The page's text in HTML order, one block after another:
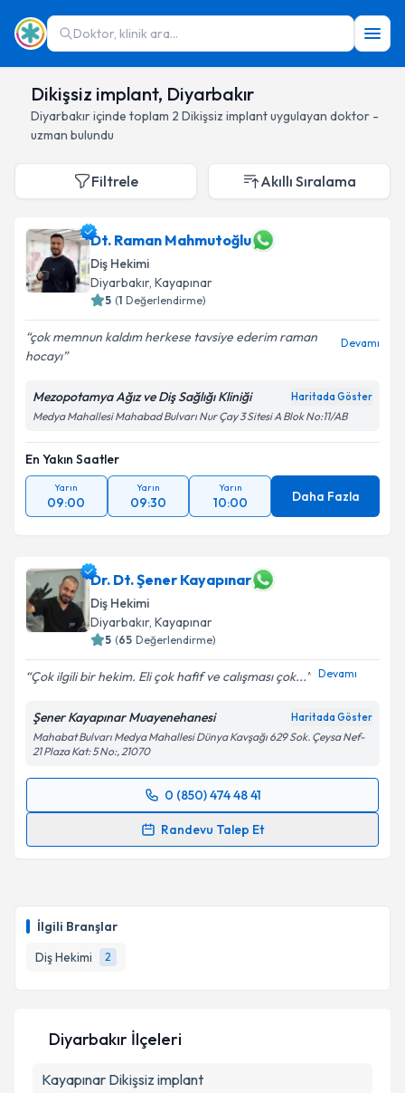
Doktor, klinik ara...
Dikişsiz implant, Diyarbakır
Diyarbakıriçinde toplam 2 Dikişsiz implantuygulayan doktor -
uzman bulundu
İlgili Branşlar
Diş Hekimi
2
Filtrele Akıllı Sıralama
Dt. Raman Mahmutoğlu
Diş Hekimi
Diyarbakır, Kayapınar
5 (1 Değerlendirme)
çok memnun kaldım herkese tavsiye ederim raman
hocayı
Devamı
Mezopotamya Ağız ve Diş Sağlığı Kliniği Haritada Göster
Medya Mahallesi Mahabad Bulvarı Nur Çay 3 Sitesi A Blok No:11/AB
En Yakın Saatler
Yarın
09:00
Yarın
09:30
Yarın
10:00 Daha Fazla
Dr. Dt. Şener Kayapınar
Diş Hekimi
Diyarbakır, Kayapınar
5 (65 Değerlendirme)
Çok ilgili bir hekim. Eli çok hafif ve calışması çok... Devamı
Şener Kayapınar Muayenehanesi Haritada Göster
Mahabat Bulvarı Medya Mahallesi Dünya Kavşağı 629 Sok. Çeysa Nef-
21 Plaza Kat: 5 No:, 21070
0 (850) 474 48 41
Randevu Talep Et
Randevu Takvimi Talebi
E-posta Adresiniz
Kişisel verilerimin işlenmesine ilişkin
Metni'ni okudum ve kişisel verilerimin belirtilen
Diyarbakır İlçeleri
Kayapınar Dikişsiz implant